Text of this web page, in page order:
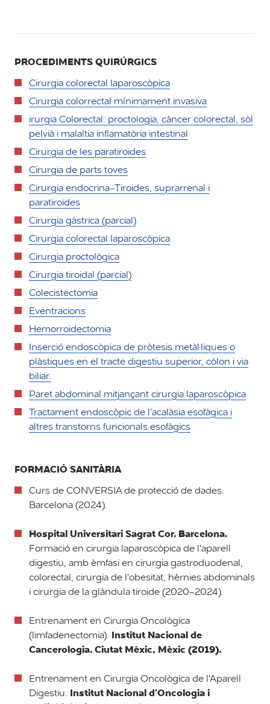
PROCEDIMENTS QUIRÚRGICS
Cirurgia colorectal laparoscòpica
Cirurgia colorrectal mínimament invasiva
irurgia Colorectal: proctologia, càncer colorectal, sòl
pelvià i malaltia inflamatòria intestinal
Cirurgia de les paratiroides
Cirurgia de parts toves
Cirurgia endocrina-Tiroides, suprarrenal i
paratiroides
Cirurgia gàstrica (parcial)
Cirurgia colorectal laparoscòpica
Cirurgia proctològica
Cirurgia tiroidal (parcial)
Colecistectomia
Eventracions
Hemorroidectomia
Inserció endoscòpica de pròtesis metàl·liques o
plàstiques en el tracte digestiu superior, còlon i via
biliar.
Paret abdominal mitjançant cirurgia laparoscòpica
Tractament endoscòpic de l'acalàsia esofàgica i
altres transtorns funcionals esofàgics
FORMACIÓ SANITÀRIA
Curs de CONVERSIA de protecció de dades.
Barcelona (2024).
Hospital Universitari Sagrat Cor. Barcelona.
Formació en cirurgia laparoscòpica de l'aparell
digestiu, amb èmfasi en cirurgia gastroduodenal,
colorectal, cirurgia de l'obesitat, hèrnies abdominals
i cirurgia de la glàndula tiroide (2020-2024).
Entrenament en Cirurgia Oncològica
(limfadenectomia). Institut Nacional de
Cancerologia. Ciutat Mèxic, Mèxic (2019).
Entrenament en Cirurgia Oncològica de l'Aparell
Digestiu. Institut Nacional d'Oncologia i